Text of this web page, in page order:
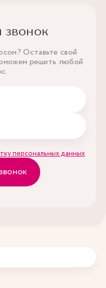
Оставьте свой
решить любой
персональных данных